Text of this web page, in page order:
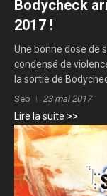
Bodycheck
2017 !
Une bonne dose de
condensé de
la sortie de
Seb 23 mai 2017
Lire la suite >>